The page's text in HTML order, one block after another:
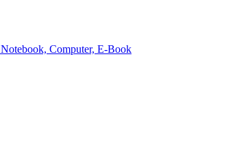
Notebook, Computer, E-Book